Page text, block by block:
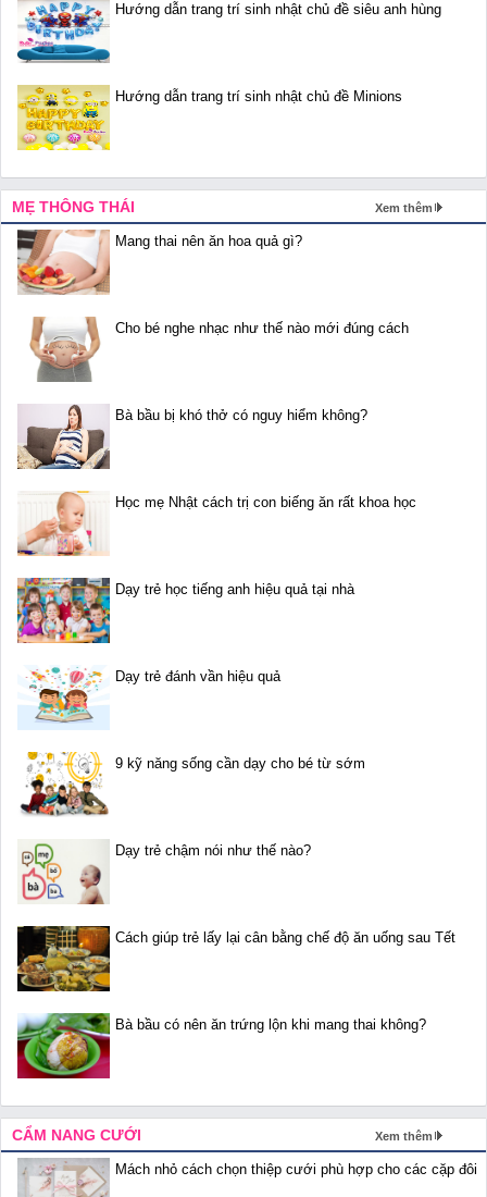
Hướng dẫn trang trí sinh nhật chủ đề siêu anh hùng
Hướng dẫn trang trí sinh nhật chủ đề Minions
MẸ THÔNG THÁI Xem thêm
Mang thai nên ăn hoa quả gì?
Cho bé nghe nhạc như thế nào mới đúng cách
Bà bầu bị khó thở có nguy hiểm không?
Học mẹ Nhật cách trị con biếng ăn rất khoa học
Dạy trẻ học tiếng anh hiệu quả tại nhà
Dạy trẻ đánh vần hiệu quả
9 kỹ năng sống cần dạy cho bé từ sớm
Dạy trẻ chậm nói như thế nào?
Cách giúp trẻ lấy lại cân bằng chế độ ăn uống sau Tết
Bà bầu có nên ăn trứng lộn khi mang thai không?
CẨM NANG CƯỚI Xem thêm
Mách nhỏ cách chọn thiệp cưới phù hợp cho các cặp đôi